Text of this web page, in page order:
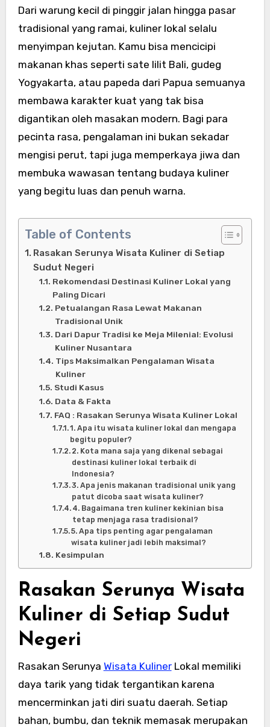
Dari warung kecil di pinggir jalan hingga pasar
tradisional yang ramai, kuliner lokal selalu
menyimpan kejutan. Kamu bisa mencicipi
makanan khas seperti sate lilit Bali, gudeg
Yogyakarta, atau papeda dari Papua semuanya
membawa karakter kuat yang tak bisa
digantikan oleh masakan modern. Bagi para
pecinta rasa, pengalaman ini bukan sekadar
mengisi perut, tapi juga memperkaya jiwa dan
membuka wawasan tentang budaya kuliner
yang begitu luas dan penuh warna.
Table of Contents
Rasakan Serunya Wisata Kuliner di Setiap
Sudut Negeri
Rekomendasi Destinasi Kuliner Lokal yang
Paling Dicari
Petualangan Rasa Lewat Makanan
Tradisional Unik
Dari Dapur Tradisi ke Meja Milenial: Evolusi
Kuliner Nusantara
Tips Maksimalkan Pengalaman Wisata
Kuliner
Studi Kasus
Data & Fakta
FAQ : Rasakan Serunya Wisata Kuliner Lokal
1. Apa itu wisata kuliner lokal dan mengapa
begitu populer?
2. Kota mana saja yang dikenal sebagai
destinasi kuliner lokal terbaik di
Indonesia?
3. Apa jenis makanan tradisional unik yang
patut dicoba saat wisata kuliner?
4. Bagaimana tren kuliner kekinian bisa
tetap menjaga rasa tradisional?
5. Apa tips penting agar pengalaman
wisata kuliner jadi lebih maksimal?
Kesimpulan
Rasakan Serunya Wisata
Kuliner di Setiap Sudut
Negeri
Rasakan Serunya Wisata KulinerLokal memiliki
daya tarik yang tidak tergantikan karena
mencerminkan jati diri suatu daerah. Setiap
bahan, bumbu, dan teknik memasak merupakan